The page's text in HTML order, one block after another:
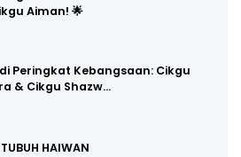
Aiman! 🌟
Peringkat Kebangsaan: Cikgu
& Cikgu Shazw…
HAIWAN